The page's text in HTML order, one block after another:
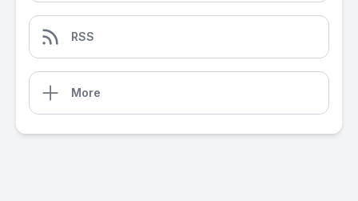
RSS
More